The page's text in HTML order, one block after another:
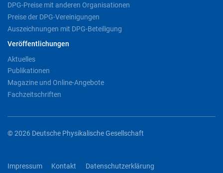
DPG-Preise mit anderen Organisationen
Preise der DPG-Vereinigungen
Auszeichnungen mit DPG-Beteiligung
Veröffentlichungen
Aktuelles
Publikationen
Magazine und Online-Angebote
Fachzeitschriften
© 2026 Deutsche Physikalische Gesellschaft
Impressum Kontakt Datenschutzerklärung